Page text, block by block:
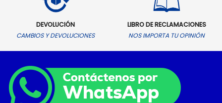
DEVOLUCIÓN
CAMBIOS Y DEVOLUCIONES
LIBRO DE RECLAMACIONES
NOS IMPORTA TU OPINIÓN